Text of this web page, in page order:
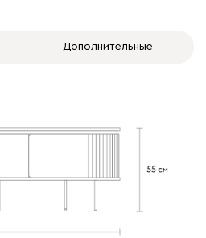
Дополнительные